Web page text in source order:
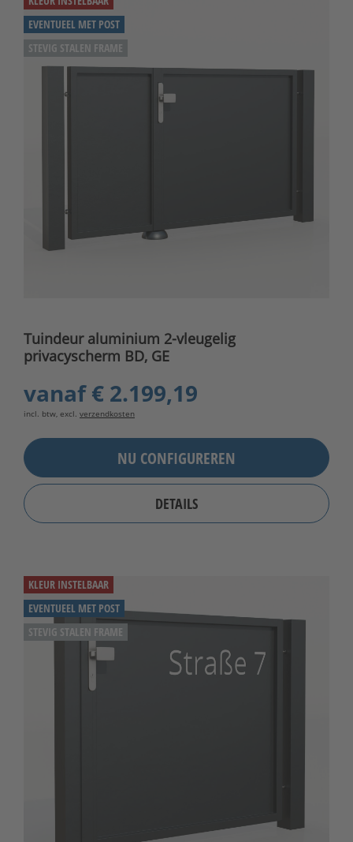
EVENTUEEL MET POST
STEVIG STALEN FRAME
Tuindeur aluminium 2-vleugelig
privacyscherm BD, GE
vanaf€ 2.199,19
incl. btw, excl. verzendkosten
NU CONFIGUREREN
DETAILS
KLEUR INSTELBAAR
EVENTUEEL MET POST
STEVIG STALEN FRAME